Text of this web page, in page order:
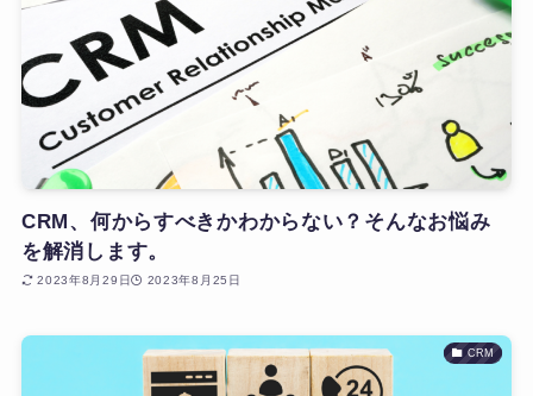
CRM、何からすべきかわからない？そんなお悩み
を解消します。
2023年8月29日 2023年8月25日
CRM